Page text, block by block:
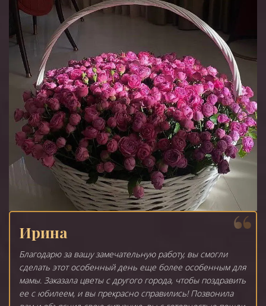
Ирина
Благодарю за вашу замечательную работу, вы смогли
сделать этот особенный день еще более особенным для
мамы. Заказала цветы с другого города, чтобы поздравить
ее с юбилеем, и вы прекрасно справились! Позвонила